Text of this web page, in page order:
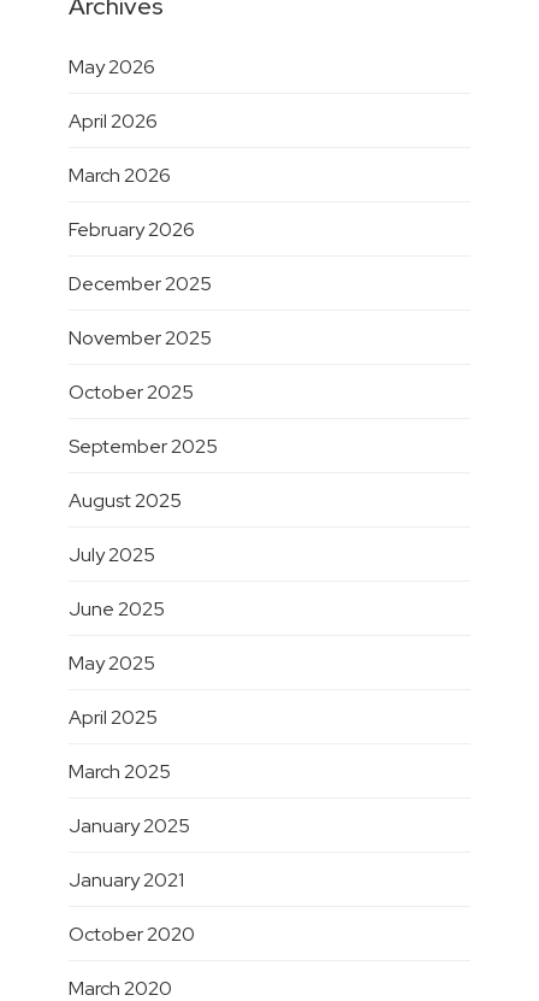
Archives
May 2026
April 2026
March 2026
February 2026
December 2025
November 2025
October 2025
September 2025
August 2025
July 2025
June 2025
May 2025
April 2025
March 2025
January 2025
January 2021
October 2020
March 2020